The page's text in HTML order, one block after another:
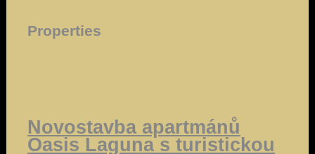
Properties
Novostavba apartmánů
Oasis Laguna s turistickou